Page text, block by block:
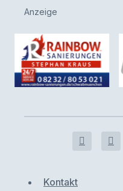
Anzeige
Kontakt